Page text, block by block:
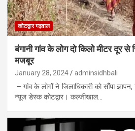
कोटद्वार गढ़वाल
बंगानी गांव के लोग दो किलो मीटर दूर से
मजबूर
January 28, 2024 adminsidhbali
– गांव के लोगों ने जिलाधिकारी को सौंपा
न्यूज डेस्क कोटद्वार। कल्जीखाल…